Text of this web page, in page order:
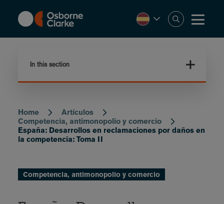
content
In this section
Breadcrumb
Home
Artículos
Competencia, antimonopolio y comercio
España: Desarrollos en reclamaciones por daños en
la competencia: Toma II
Competencia, antimonopolio y comercio